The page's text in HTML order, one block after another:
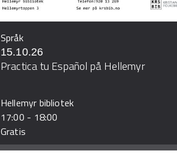
Språk
15.10.26
Practica tu Español på Hellemyr
Hellemyr bibliotek
17:00 - 18:00
Gratis